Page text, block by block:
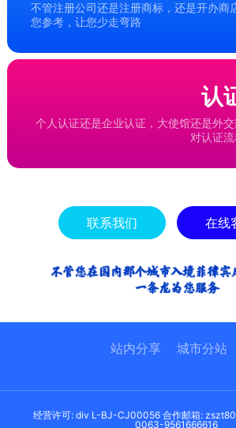
不管注册公司还是注册商标，还是开办商
您参考，让您少走弯路
认
个人认证还是企业认证，大使馆还是外交
对认证
联系我们 在线
站内分享 城市分站
经营许可: div L-BJ-CJ00056 合作邮箱:
0063-9561666616